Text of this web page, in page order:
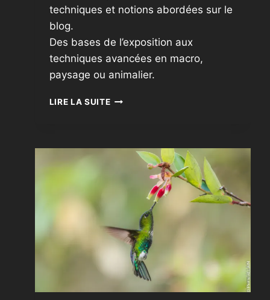
techniques et notions abordées sur le
blog.
Des bases de l’exposition aux
techniques avancées en macro,
paysage ou animalier.
LIRE LA SUITEGLOSSAIRE